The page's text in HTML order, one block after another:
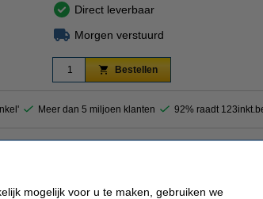
Direct leverbaar
Morgen verstuurd
Bestellen
Meer dan 5 miljoen klanten 92% raadt
een extra dimensie. Dit zalmroze A3-papier is in elke
mogelijkheden voor het creëren van opvallende
mogelijk voor u te maken, gebruiken we